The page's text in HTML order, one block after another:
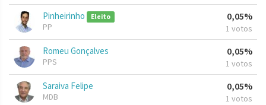
Pinheirinho Eleito
PP
0,05%
1 votos
Romeu Gonçalves
PPS
0,05%
1 votos
Saraiva Felipe
MDB
0,05%
1 votos